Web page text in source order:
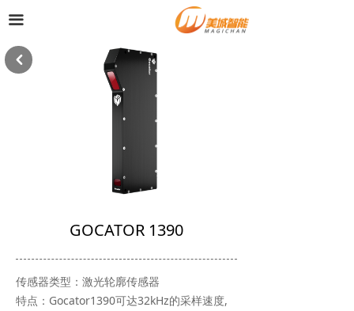
끀
首页
产品中心
GOCATOR 1390
낒
传感器类型：激光轮廓传感器
特点：Gocator1390可达32kHz的采样速度,